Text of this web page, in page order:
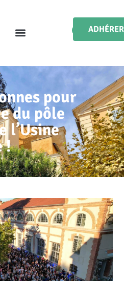
ADHÉRER
pour
du pôle
l’Usine
!